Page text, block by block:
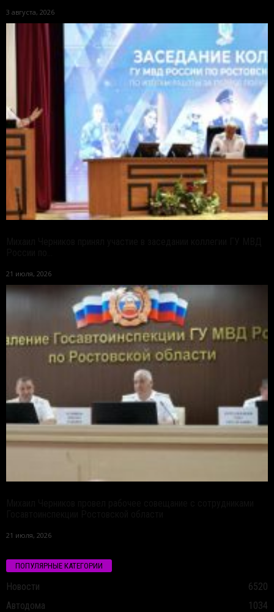
3 августа, 2026
21 июля, 2026
21 июля, 2026
ПОПУЛЯРНЫЕ КАТЕГОРИИ
Новости
6520
Автодома
1034